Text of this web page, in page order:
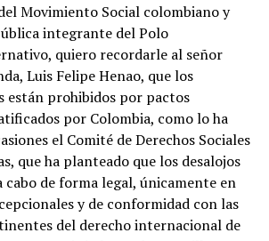
Movimiento Social colombiano y
integrante del Polo
quiero recordarle al señor
Luis Felipe Henao, que los
están prohibidos por pactos
por Colombia, como lo ha
el Comité de Derechos Sociales
que ha planteado que los desalojos
cabo de forma legal, únicamente en
y de conformidad con las
del derecho internacional de